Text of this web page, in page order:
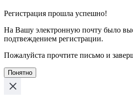
Регистрация прошла успешно!
На Вашу электронную почту было
подтвеждением регистрации.
Пожалуйста прочтите письмо и
Понятно